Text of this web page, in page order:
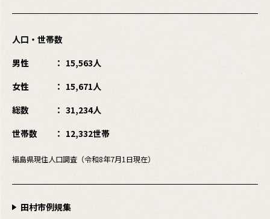
人口・世帯数
男性
15,563人
女性
15,671人
総数
31,234人
世帯数
12,332世帯
福島県現住人口調査（令和8年7月1日現在）
田村市例規集